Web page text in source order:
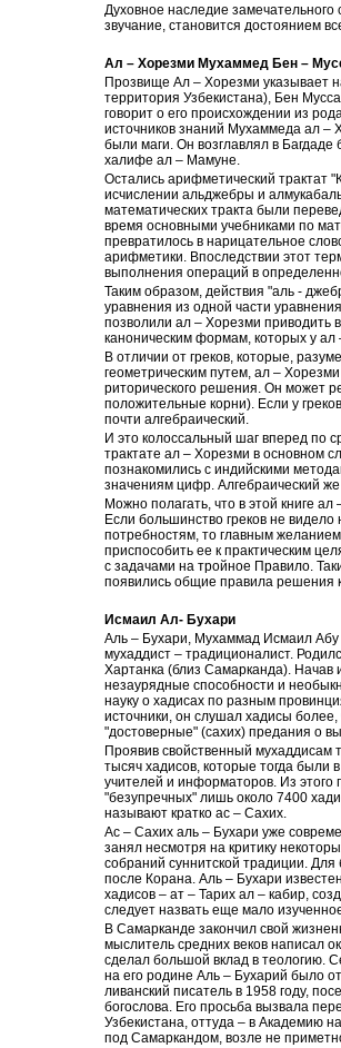
Духовное наследие
звучание, становится достоянием
Ал – Хорезми Мухаммед Бен –
Прозвище Ал – Хорезми указывает
территория Узбекистана), Бен
говорит о его происхождении из
источников знаний Мухаммеда ал –
были маги. Он возглавлял в Багдаде
халифе ал – Мамуне.
Остались арифметический трактат
исчислении альджебры и
математических тракта были
время основными учебниками по
превратилось в нарицательное
арифметики. Впоследствии этот
выполнения операций в
Таким образом, действия "аль -
уравнения из одной части
позволили ал – Хорезми приводить
каноническим формам, которых у
В отличии от греков, которые,
геометрическим путем, ал –
риторического решения. Он может
положительные корни). Если у
почти алгебраический.
И это колоссальный шаг вперед по
трактате ал – Хорезми в основном
познакомились с индийскими
значениям цифр. Алгебраический же
Можно полагать, что в этой книге
Если большинство греков не
потребностям, то главным
приспособить ее к практическим
с задачами на тройное Правило.
появились общие правила решения
Исмаил Ал- Бухари
Аль – Бухари, Мухаммад Исмаил
мухаддист – традиционалист.
Хартанка (близ Самарканда). Начав
незаурядные способности и
науку о хадисах по разным
источники, он слушал хадисы
"достоверные" (сахих) предания о
Проявив свойственный мухаддисам
тысяч хадисов, которые тогда были
учителей и информаторов. Из этого
"безупречных" лишь около 7400
называют кратко ас – Сахих.
Ас – Сахих аль – Бухари уже
занял несмотря на критику
собраний суннитской традиции. Для
после Корана. Аль – Бухари
хадисов – ат – Тарих ал – кабир,
следует назвать еще мало
В Самарканде закончил свой
мыслитель средних веков написал
сделал большой вклад в теологию.
на его родине Аль – Бухарий было
ливанский писатель в 1958 году,
богослова. Его просьба вызвала
Узбекистана, оттуда – в Академию
под Самаркандом, возле не